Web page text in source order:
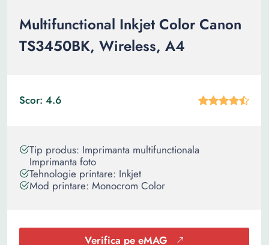
Multifunctional Inkjet Color Canon
TS3450BK, Wireless, A4
Scor: 4.6
Tip produs: Imprimanta multifunctionala
Imprimanta foto
Tehnologie printare: Inkjet
Mod printare: Monocrom Color
Verifica pe eMAG